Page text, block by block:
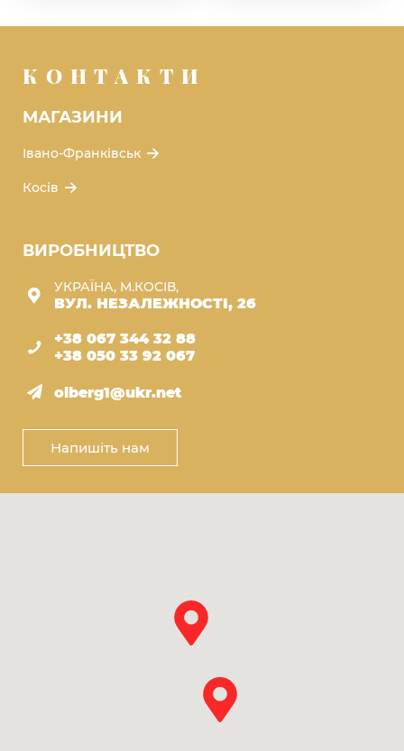
КОНТАКТИ
МАГАЗИНИ
Івано-Франківськ
Косів
ВИРОБНИЦТВО
УКРАЇНА, М.КОСІВ,
ВУЛ. НЕЗАЛЕЖНОСТІ, 26
+38 067 344 32 88
+38 050 33 92 067
olberg1@ukr.net
Напишіть нам